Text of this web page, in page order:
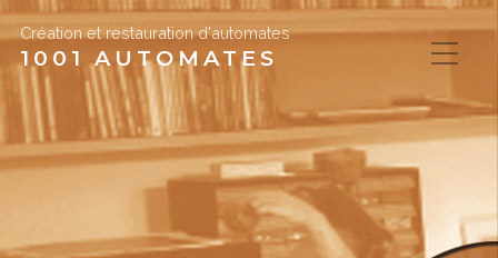
Création et restauration d'automates
1001 AUTOMATES